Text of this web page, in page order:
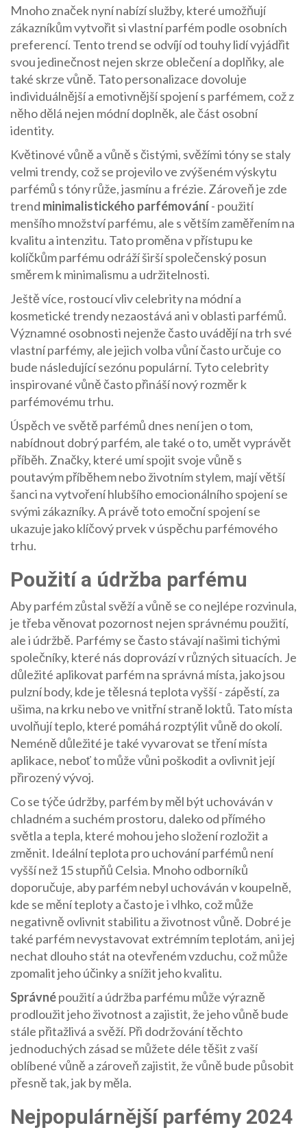
Mnoho značek nyní nabízí služby, které umožňují
zákazníkům vytvořit si vlastní parfém podle osobních
preferencí. Tento trend se odvíjí od touhy lidí vyjádřit
svou jedinečnost nejen skrze oblečení a doplňky, ale
také skrze vůně. Tato personalizace dovoluje
individuálnější a emotivnější spojení s parfémem, což z
něho dělá nejen módní doplněk, ale část osobní
identity.
Květinové vůně a vůně s čistými, svěžími tóny se staly
velmi trendy, což se projevilo ve zvýšeném výskytu
parfémů s tóny růže, jasmínu a frézie. Zároveň je zde
trend minimalistického parfémování- použití
menšího množství parfému, ale s větším zaměřením na
kvalitu a intenzitu. Tato proměna v přístupu ke
kolíčkům parfému odráží širší společenský posun
směrem k minimalismu a udržitelnosti.
Ještě více, rostoucí vliv celebrity na módní a
kosmetické trendy nezaostává ani v oblasti parfémů.
Významné osobnosti nejenže často uvádějí na trh své
vlastní parfémy, ale jejich volba vůní často určuje co
bude následující sezónu populární. Tyto celebrity
inspirované vůně často přináší nový rozměr k
parfémovému trhu.
Úspěch ve světě parfémů dnes není jen o tom,
nabídnout dobrý parfém, ale také o to, umět vyprávět
příběh. Značky, které umí spojit svoje vůně s
poutavým příběhem nebo životním stylem, mají větší
šanci na vytvoření hlubšího emocionálního spojení se
svými zákazníky. A právě toto emoční spojení se
ukazuje jako klíčový prvek v úspěchu parfémového
trhu.
Použití a údržba parfému
Aby parfém zůstal svěží a vůně se co nejlépe rozvinula,
je třeba věnovat pozornost nejen správnému použití,
ale i údržbě. Parfémy se často stávají našimi tichými
společníky, které nás doprovází v různých situacích. Je
důležité aplikovat parfém na správná místa, jako jsou
pulzní body, kde je tělesná teplota vyšší - zápěstí, za
ušima, na krku nebo ve vnitřní straně loktů. Tato místa
uvolňují teplo, které pomáhá rozptýlit vůně do okolí.
Neméně důležité je také vyvarovat se tření místa
aplikace, neboť to může vůni poškodit a ovlivnit její
přirozený vývoj.
Co se týče údržby, parfém by měl být uchováván v
chladném a suchém prostoru, daleko od přímého
světla a tepla, které mohou jeho složení rozložit a
změnit. Ideální teplota pro uchování parfémů není
vyšší než 15 stupňů Celsia. Mnoho odborníků
doporučuje, aby parfém nebyl uchováván v koupelně,
kde se mění teploty a často je i vlhko, což může
negativně ovlivnit stabilitu a životnost vůně. Dobré je
také parfém nevystavovat extrémním teplotám, ani jej
nechat dlouho stát na otevřeném vzduchu, což může
zpomalit jeho účinky a snížit jeho kvalitu.
Správnépoužití a údržba parfému může výrazně
prodloužit jeho životnost a zajistit, že jeho vůně bude
stále přitažlivá a svěží. Při dodržování těchto
jednoduchých zásad se můžete déle těšit z vaší
oblíbené vůně a zároveň zajistit, že vůně bude působit
přesně tak, jak by měla.
Nejpopulárnější parfémy 2024